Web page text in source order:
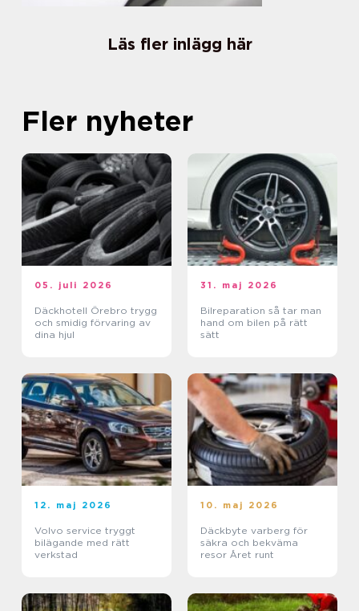
Läs fler inlägg här
Fler nyheter
05. juli 2026
Däckhotell Örebro trygg
och smidig förvaring av
dina hjul
31. maj 2026
Bilreparation så tar man
hand om bilen på rätt
sätt
12. maj 2026
Volvo service tryggt
bilägande med rätt
verkstad
10. maj 2026
Däckbyte varberg för
säkra och bekväma
resor Året runt